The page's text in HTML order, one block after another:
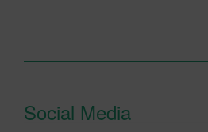
Social Media